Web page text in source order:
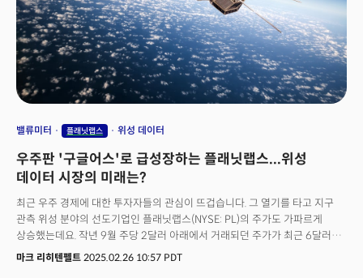
밸류미터 플래닛랩스 위성 데이터
우주판 '구글어스'로 급성장하는 플래닛랩스...위성
데이터 시장의 미래는?
최근 우주 경제에 대한 투자자들의 관심이 뜨겁습니다. 그 열기를 타고 지구
관측 위성 분야의 선도기업인 플래닛랩스(NYSE: PL)의 주가도 가파르게
상승했는데요. 작년 9월 주당 2달러 아래에서 거래되던 주가가 최근 6달러를
넘어서며 위성 데이터에 대한 수요 급증에 투자자들의 기대감이 반영되고
마크 리히텐펠트 2025.02.26 10:57 PDT